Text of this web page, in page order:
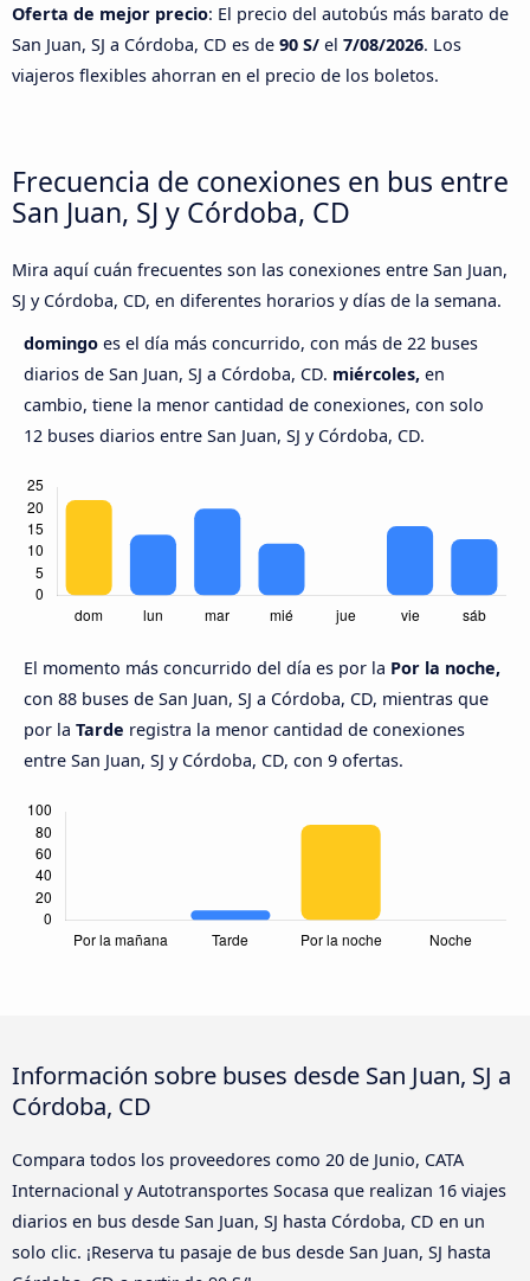
Oferta de mejor precio: El precio del autobús más barato de
San Juan, SJ a Córdoba, CD es de 90 S/ el 7/08/2026. Los
viajeros flexibles ahorran en el precio de los boletos.
Frecuencia de conexiones en bus entre
San Juan, SJ y Córdoba, CD
Mira aquí cuán frecuentes son las conexiones entre San Juan,
SJ y Córdoba, CD, en diferentes horarios y días de la semana.
domingo es el día más concurrido, con más de 22 buses
diarios de San Juan, SJ a Córdoba, CD. miércoles, en
cambio, tiene la menor cantidad de conexiones, con solo
12 buses diarios entre San Juan, SJ y Córdoba, CD.
El momento más concurrido del día es por la Por la noche,
con 88 buses de San Juan, SJ a Córdoba, CD, mientras que
por la Tarde registra la menor cantidad de conexiones
entre San Juan, SJ y Córdoba, CD, con 9 ofertas.
Información sobre buses desde San Juan, SJ a
Córdoba, CD
Compara todos los proveedores como 20 de Junio, CATA
Internacional y Autotransportes Socasa que realizan 16 viajes
diarios en bus desde San Juan, SJ hasta Córdoba, CD en un
solo clic. ¡Reserva tu pasaje de bus desde San Juan, SJ hasta